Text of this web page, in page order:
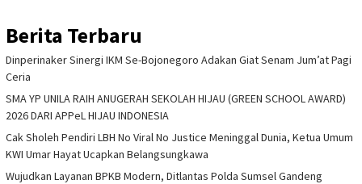
Berita Terbaru
Dinperinaker Sinergi IKM Se-Bojonegoro Adakan Giat Senam Jum’at Pagi
Ceria
SMA YP UNILA RAIH ANUGERAH SEKOLAH HIJAU (GREEN SCHOOL AWARD)
2026 DARI APPeL HIJAU INDONESIA
Cak Sholeh Pendiri LBH No Viral No Justice Meninggal Dunia, Ketua Umum
KWI Umar Hayat Ucapkan Belangsungkawa
Wujudkan Layanan BPKB Modern, Ditlantas Polda Sumsel Gandeng